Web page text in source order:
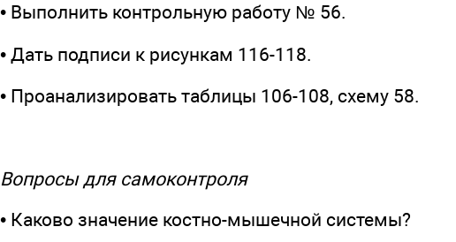
• Выполнить контрольную работу № 56.
• Дать подписи к рисункам 116-118.
• Проанализировать таблицы 106-108, схему 58.
Вопросы для самоконтроля
• Каково значение костно-мышечной системы?